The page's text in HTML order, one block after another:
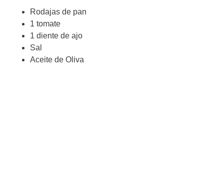
Rodajas de pan
1 tomate
1 diente de ajo
Sal
Aceite de Oliva